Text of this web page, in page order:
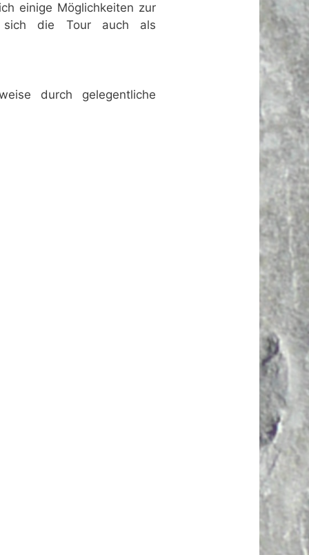
einige Möglichkeiten zur
sich die Tour auch als
durch gelegentliche